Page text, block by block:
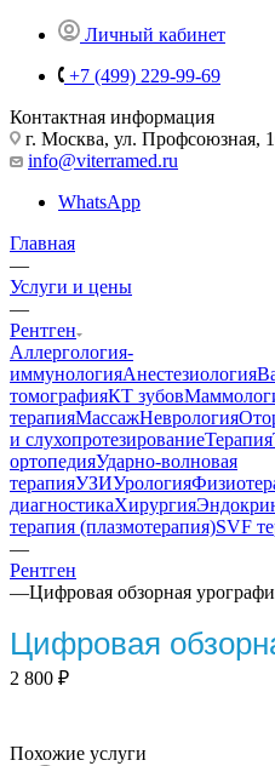
Личный кабинет
+7 (499) 229-99-69
Контактная информация
г. Москва, ул. Профсоюзная,
info@viterramed.ru
WhatsApp
Главная
—
Услуги и цены
—
Рентген
Аллергология-
иммунологияАнестезиология
томографияКТ зубов
терапияМассажНеврология
и слухопротезированиеТерапия
ортопедияУдарно-волновая
терапияУЗИУрология
диагностикаХирургия
терапия (плазмотерапия)SVF
—
Рентген
—Цифровая обзорная
Цифровая
2 800 ₽
Похожие услуги